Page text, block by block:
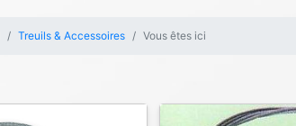
Treuils & Accessoires Vous êtes ici